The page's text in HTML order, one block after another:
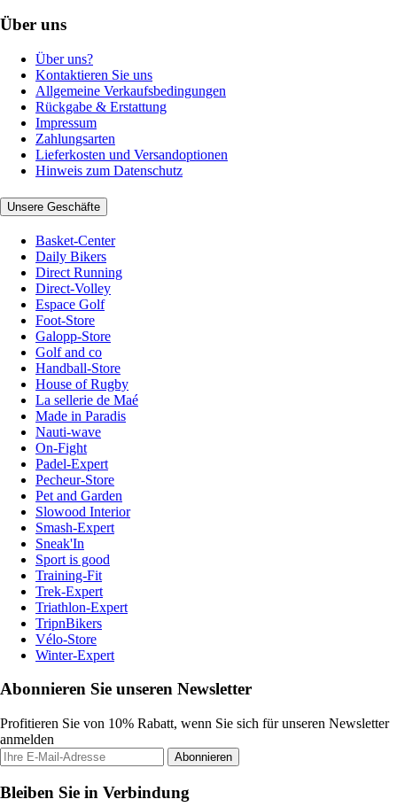
Über uns
Über uns?
Kontaktieren Sie uns
Allgemeine Verkaufsbedingungen
Rückgabe & Erstattung
Impressum
Zahlungsarten
Lieferkosten und Versandoptionen
Hinweis zum Datenschutz
Unsere Geschäfte
Basket-Center
Daily Bikers
Direct Running
Direct-Volley
Espace Golf
Foot-Store
Galopp-Store
Golf and co
Handball-Store
House of Rugby
La sellerie de Maé
Made in Paradis
Nauti-wave
On-Fight
Padel-Expert
Pecheur-Store
Pet and Garden
Slowood Interior
Smash-Expert
Sneak'In
Sport is good
Training-Fit
Trek-Expert
Triathlon-Expert
TripnBikers
Vélo-Store
Winter-Expert
Abonnieren Sie unseren Newsletter
Profitieren Sie von 10% Rabatt, wenn Sie sich für unseren Newsletter
anmelden
Abonnieren
Bleiben Sie in Verbindung